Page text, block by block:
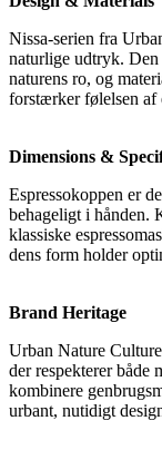
Nissa-serien fra
naturlige udtryk. Den
naturens ro, og
forstærker følelsen af
Dimensions &
Espressokoppen er
behageligt i hånden.
klassiske
dens form holder
Brand Heritage
Urban Nature
der respekterer både
kombinere
urbant, nutidigt